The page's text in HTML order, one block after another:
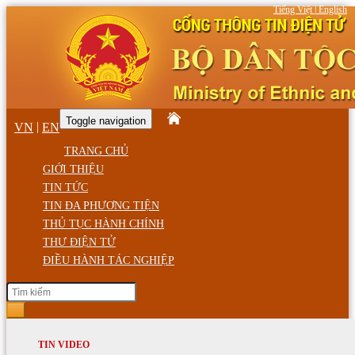
Tiếng Việt| English
VN | EN Toggle navigation
TRANG CHỦ
GIỚI THIỆU
TIN TỨC
TIN ĐA PHƯƠNG TIỆN
THỦ TỤC HÀNH CHÍNH
THƯ ĐIỆN TỬ
ĐIỀU HÀNH TÁC NGHIỆP
GIỚI THIỆU
TIN HOẠT ĐỘNG
TIN VIDEO